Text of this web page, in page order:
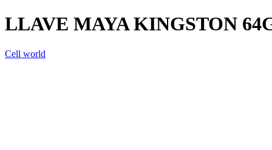
LLAVE MAYA KINGSTON
Cell world